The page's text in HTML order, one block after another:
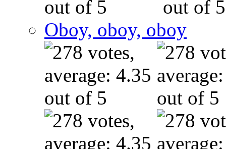
Oboy, oboy, oboy